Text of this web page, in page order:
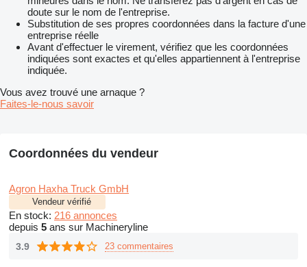
doute sur le nom de l'entreprise.
Substitution de ses propres coordonnées dans la facture d'une
entreprise réelle
Avant d'effectuer le virement, vérifiez que les coordonnées
indiquées sont exactes et qu'elles appartiennent à l'entreprise
indiquée.
Vous avez trouvé une arnaque ?
Faites-le-nous savoir
Coordonnées du vendeur
Agron Haxha Truck GmbH
Vendeur vérifié
En stock: 216 annonces
depuis 5 ans sur Machineryline
3.9 23 commentaires